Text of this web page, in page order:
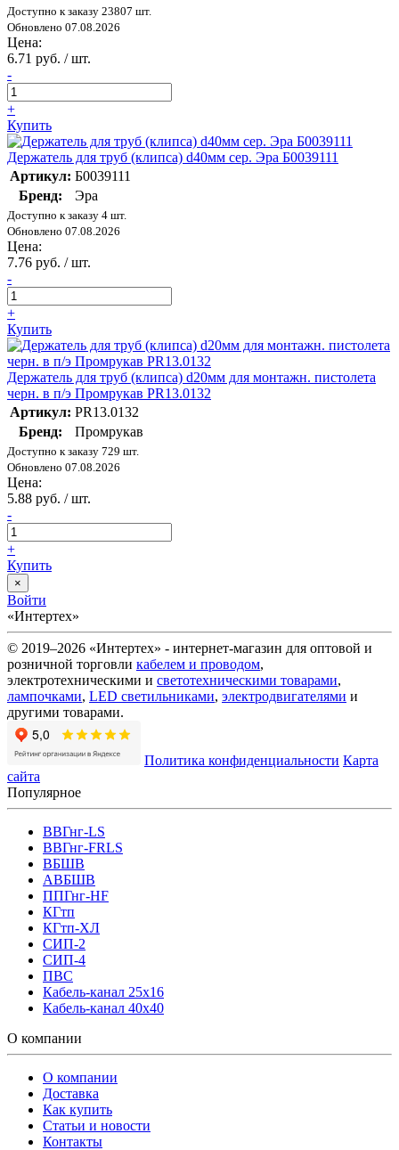
Доступно к заказу 23807 шт.
Обновлено 07.08.2026
Цена:
6.71 руб. / шт.
-
+
Купить
Держатель для труб (клипса) d40мм сер. Эра Б0039111
Артикул: Б0039111
Бренд:
Эра
Доступно к заказу 4 шт.
Обновлено 07.08.2026
Цена:
7.76 руб. / шт.
-
+
Купить
Держатель для труб (клипса) d20мм для монтажн. пистолета
черн. в п/э Промрукав PR13.0132
Артикул: PR13.0132
Бренд:
Промрукав
Доступно к заказу 729 шт.
Обновлено 07.08.2026
Цена:
5.88 руб. / шт.
-
+
Купить
×
Войти
«Интертех»
© 2019–2026 «Интертех» - интернет-магазин для оптовой и
розничной торговли кабелем и проводом,
электротехническими и светотехническими товарами,
лампочками, LED светильниками, электродвигателями и
другими товарами.
Политика конфиденциальности Карта
сайта
Популярное
ВВГнг-LS
ВВГнг-FRLS
ВБШВ
АВБШВ
ППГнг-HF
КГтп
КГтп-ХЛ
СИП-2
СИП-4
ПВС
Кабель-канал 25х16
Кабель-канал 40х40
О компании
О компании
Доставка
Как купить
Статьи и новости
Контакты